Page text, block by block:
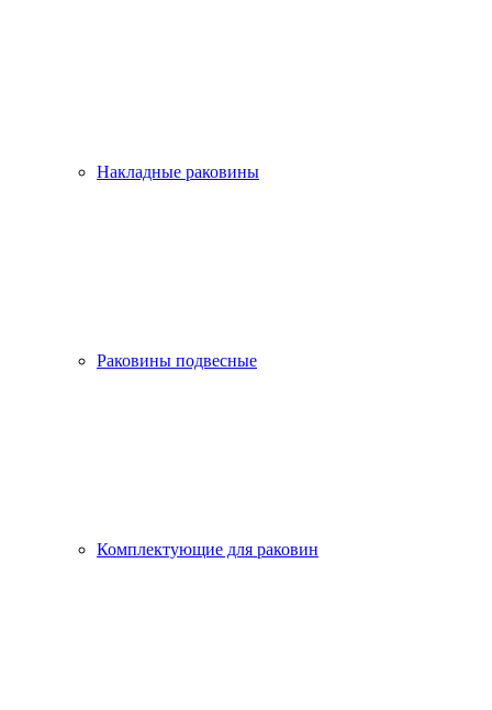
Накладные раковины
Раковины подвесные
Комплектующие для раковин